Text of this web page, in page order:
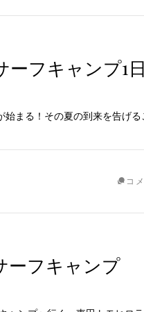
ーフキャンプ1
始まる！その夏の到来を告げる
コ
ーフキャンプ